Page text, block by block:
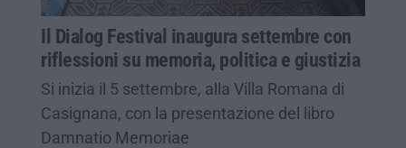
Il Dialog Festival inaugura settembre con
riflessioni su memoria, politica e giustizia
Si inizia il 5 settembre, alla Villa Romana di
Casignana, con la presentazione del libro
Damnatio Memoriae